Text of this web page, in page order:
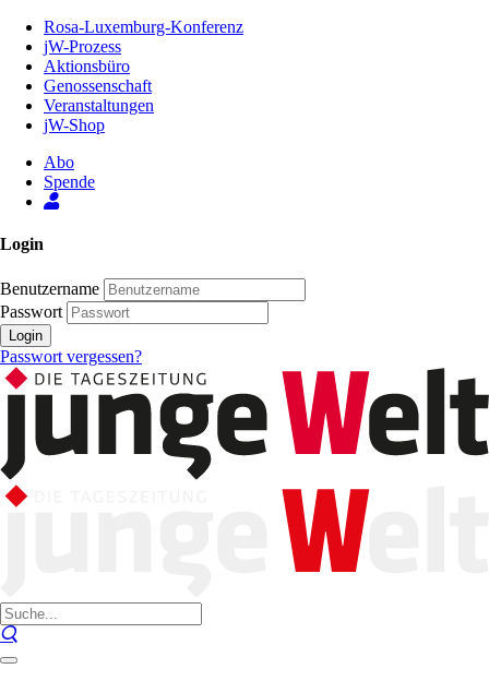
Inhalt
Seite
Rosa-Luxemburg-Konferenz
jW-Prozess
Aktionsbüro
Genossenschaft
Veranstaltungen
jW-Shop
Abo
Spende
Login
Benutzername
Passwort
Login
Passwort vergessen?